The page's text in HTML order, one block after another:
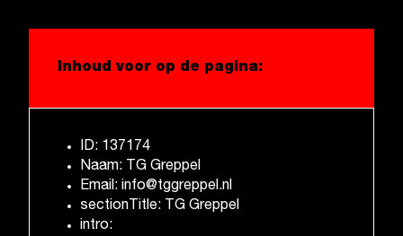
Inhoud voor op de pagina:
ID: 137174
Naam: TG Greppel
Email: info@tggreppel.nl
sectionTitle: TG Greppel
intro: